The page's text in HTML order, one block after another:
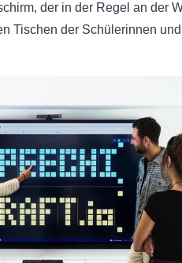
der in der Regel an der
Tischen der Schülerinnen